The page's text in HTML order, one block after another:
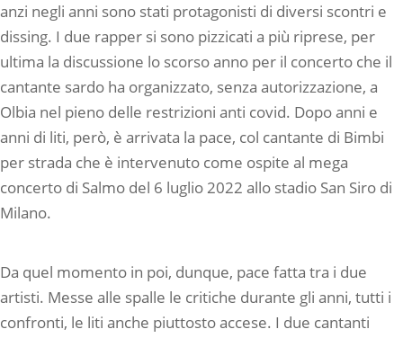
anzi negli anni sono stati protagonisti di diversi scontri e
dissing. I due rapper si sono pizzicati a più riprese, per
ultima la discussione lo scorso anno per il concerto che il
cantante sardo ha organizzato, senza autorizzazione, a
Olbia nel pieno delle restrizioni anti covid. Dopo anni e
anni di liti, però, è arrivata la pace, col cantante di Bimbi
per strada che è intervenuto come ospite al mega
concerto di Salmo del 6 luglio 2022 allo stadio San Siro di
Milano.
Da quel momento in poi, dunque, pace fatta tra i due
artisti. Messe alle spalle le critiche durante gli anni, tutti i
confronti, le liti anche piuttosto accese. I due cantanti